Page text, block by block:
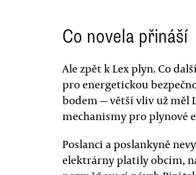
Co novela přináší
Ale zpět k Lex plyn. Co
pro energetickou
bodem — větší vliv už měl
mechanismy pro plynové
Poslanci a poslankyně
elektrárny platily obcím,